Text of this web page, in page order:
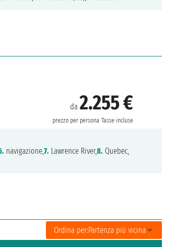
da2.255 €
prezzo per persona Tasse incluse
navigazione,7. Lawrence River,8. Quebec,
Ordina per:Partenza più vicina